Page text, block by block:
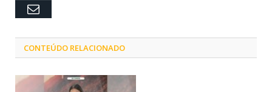
Email
CONTEÚDO RELACIONADO